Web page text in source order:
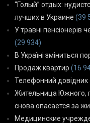
“Голый” отдых:
лучших в Украине (39
У травні пенсіонерів
(29 934)
В Україні зміниться
Продаж квартир (16
Телефонний довідник
Жительница Южного,
снова опасается за
Медицинские